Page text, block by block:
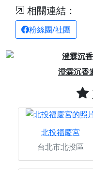
相關連結：
粉絲團/社團
澄霖沉香
北投福慶宮
台北市北投區